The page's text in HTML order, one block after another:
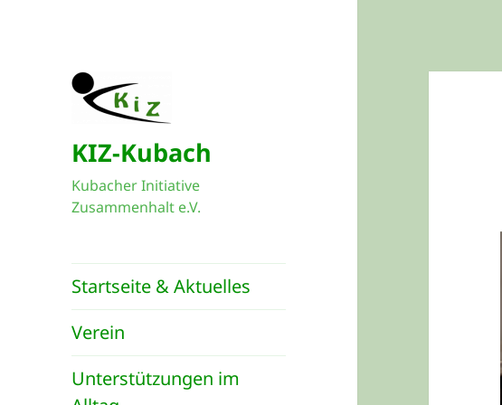
KIZ-Kubach
Kubacher Initiative
Zusammenhalt e.V.
Startseite & Aktuelles
Verein
Unterstützungen im